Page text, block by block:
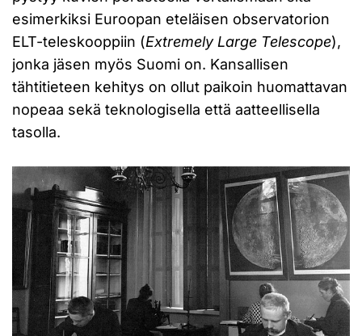
esimerkiksi Euroopan eteläisen observatorion
ELT-teleskooppiin (Extremely Large Telescope),
jonka jäsen myös Suomi on. Kansallisen
tähtitieteen kehitys on ollut paikoin huomattavan
nopeaa sekä teknologisella että aatteellisella
tasolla.